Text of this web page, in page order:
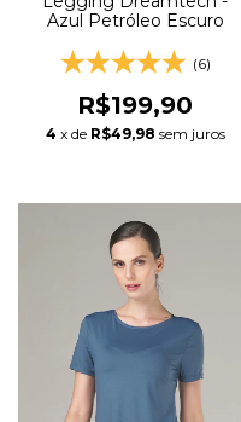
Azul Petróleo Escuro
(6)
R$199,90
4 x de R$49,98 sem juros